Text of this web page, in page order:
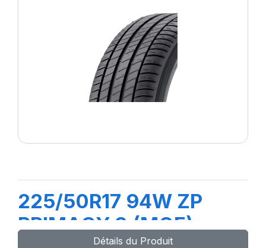
225/50R17 94W ZP
PRIMACY 3 (MOE)
Détails du Produit